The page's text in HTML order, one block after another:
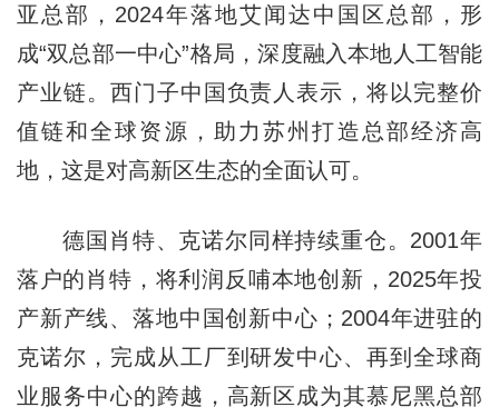
亚总部，2024年落地艾闻达中国区总部，形
成“双总部一中心”格局，深度融入本地人工智能
产业链。西门子中国负责人表示，将以完整价
值链和全球资源，助力苏州打造总部经济高
地，这是对高新区生态的全面认可。
德国肖特、克诺尔同样持续重仓。2001年
落户的肖特，将利润反哺本地创新，2025年投
产新产线、落地中国创新中心；2004年进驻的
克诺尔，完成从工厂到研发中心、再到全球商
业服务中心的跨越，高新区成为其慕尼黑总部